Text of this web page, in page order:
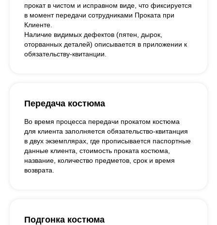
прокат в чистом и исправном виде, что фиксируется
в момент передачи сотрудниками Проката при
Клиенте.
Наличие видимых дефектов (пятен, дырок,
оторванных деталей) описывается в приложении к
обязательству-квитанции.
Передача костюма
Во время процесса передачи прокатом костюма
для клиента заполняется обязательство-квитанция
в двух экземплярах, где прописывается паспортные
данные клиента, стоимость проката костюма,
название, количество предметов, срок и время
возврата.
Подгонка костюма